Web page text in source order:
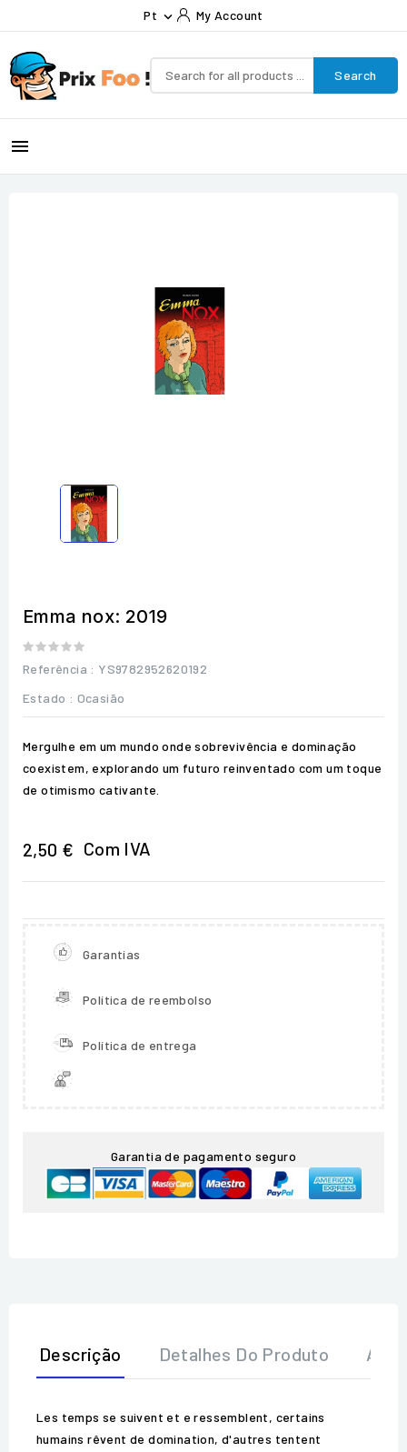
Pt  My Account
Search

Emma nox: 2019
Referência : YS9782952620192
Estado : Ocasião
Mergulhe em um mundo onde sobrevivência e dominação
coexistem, explorando um futuro reinventado com um toque
de otimismo cativante.
2,50 € Com IVA
Garantias
Política de reembolso
Política de entrega
Garantia de pagamento seguro
Descrição Detalhes Do Produto
Les temps se suivent et e ressemblent, certains
humains rêvent de domination, d'autres tentent